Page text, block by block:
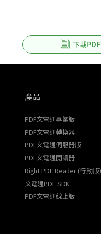
下載PDF
產品
PDF文電通專業版
PDF文電通轉換器
PDF文電通伺服器版
PDF文電通閱讀器
Right PDF Reader (行動版)
文電通PDF SDK
PDF文電通線上版